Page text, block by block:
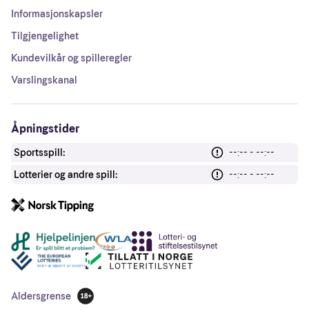
Informasjonskapsler
Tilgjengelighet
Kundevilkår og spilleregler
Varslingskanal
Åpningstider
Sportsspill:
--:-- - --:--
Lotterier og andre spill:
--:-- - --:--
Andre lenker
Aldersgrense
18 år